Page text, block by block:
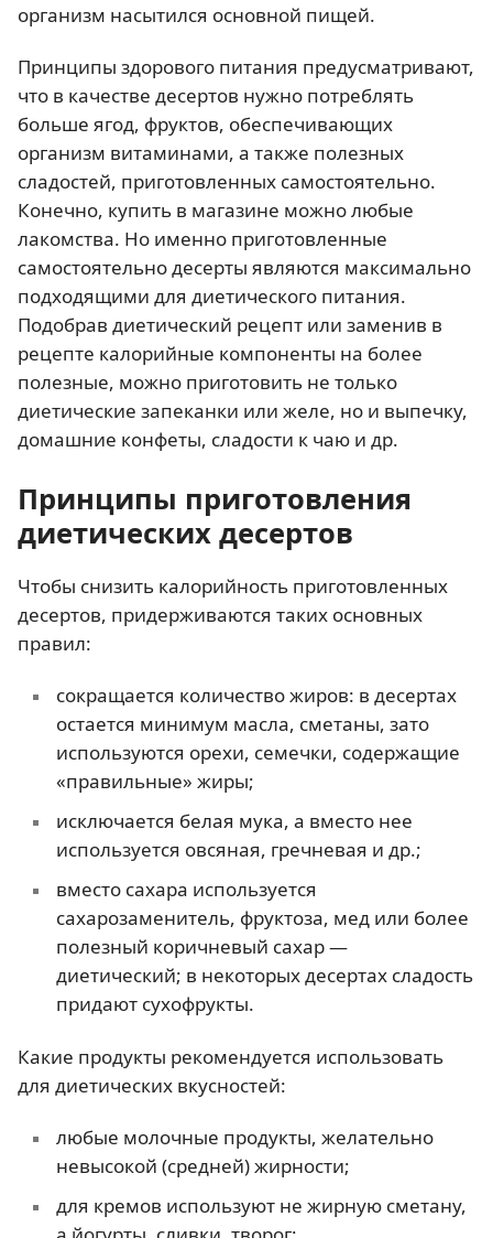
организм насытился основной пищей.
Принципы здорового питания предусматривают,
что в качестве десертов нужно потреблять
больше ягод, фруктов, обеспечивающих
организм витаминами, а также полезных
сладостей, приготовленных самостоятельно.
Конечно, купить в магазине можно любые
лакомства. Но именно приготовленные
самостоятельно десерты являются максимально
подходящими для диетического питания.
Подобрав диетический рецепт или заменив в
рецепте калорийные компоненты на более
полезные, можно приготовить не только
диетические запеканки или желе, но и выпечку,
домашние конфеты, сладости к чаю и др.
Принципы приготовления
диетических десертов
Чтобы снизить калорийность приготовленных
десертов, придерживаются таких основных
правил:
сокращается количество жиров: в десертах
остается минимум масла, сметаны, зато
используются орехи, семечки, содержащие
«правильные» жиры;
исключается белая мука, а вместо нее
используется овсяная, гречневая и др.;
вместо сахара используется
сахарозаменитель, фруктоза, мед или более
полезный коричневый сахар —
диетический; в некоторых десертах сладость
придают сухофрукты.
Какие продукты рекомендуется использовать
для диетических вкусностей:
любые молочные продукты, желательно
невысокой (средней) жирности;
для кремов используют не жирную сметану,